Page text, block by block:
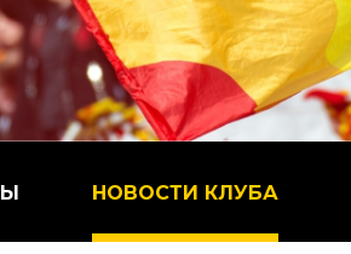
НОВОСТИ КЛУБА